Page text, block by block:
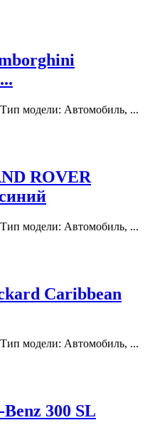
модели: Автомобиль, ...
ROVER
модели: Автомобиль, ...
Caribbean
модели: Автомобиль, ...
300 SL